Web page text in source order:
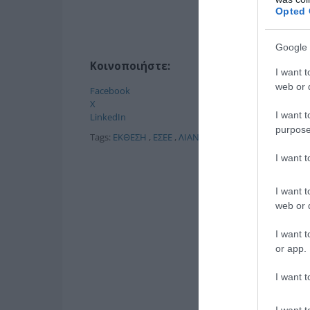
Opted
Google
I want
web or
I want
I want
I want
web or
I want
or app.
I want
Κοινοποιήστε:
Facebook
X
LinkedIn
Tags: ΕΚΘΕΣΗ , ΕΣΕΕ, ΛΙΑΝΕΜΠΟΡΙΟ ΟΙΚΟΝΟΜΙΑ